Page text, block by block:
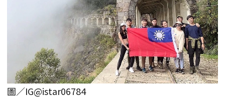
圖／IG@istar06784